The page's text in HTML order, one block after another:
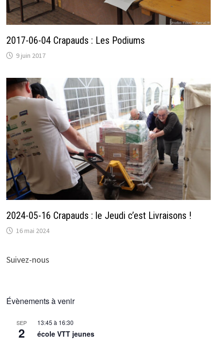
2017-06-04 Crapauds : Les Podiums
9 juin 2017
2024-05-16 Crapauds : le Jeudi c’est Livraisons !
16 mai 2024
Suivez-nous
Évènements à venir
SEP
2
13:45 à 16:30
école VTT jeunes